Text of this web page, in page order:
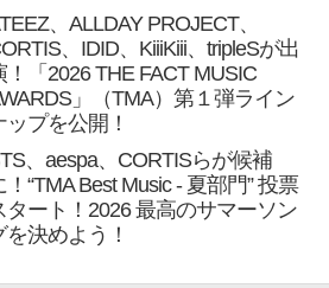
、ALLDAY PROJECT、
、IDID、KiiiKiii、tripleSが出
！「2026 THE FACT MUSIC
」（TMA）第１弾ライン
ップを公開！
、aespa、CORTISらが候補
！“TMA Best Music - 夏部門” 投票
タート！2026 最高のサマーソン
を決めよう！